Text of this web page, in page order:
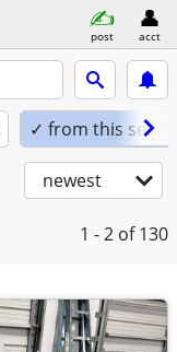
post acct
✓ from this seller
newest
1 - 2 of 130